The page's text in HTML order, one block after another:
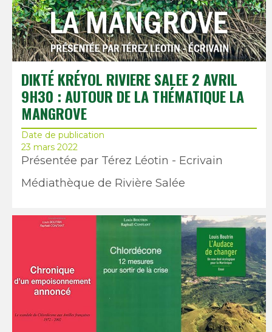
DIKTÉ KRÉYOL RIVIERE SALEE 2 AVRIL
9H30 : AUTOUR DE LA THÉMATIQUE LA
MANGROVE
Date de publication
23 mars 2022
Présentée par Térez Léotin - Ecrivain
Médiathèque de Rivière Salée